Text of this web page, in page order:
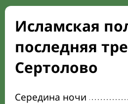
Исламская
последняя
Сертолово
Середина ночи